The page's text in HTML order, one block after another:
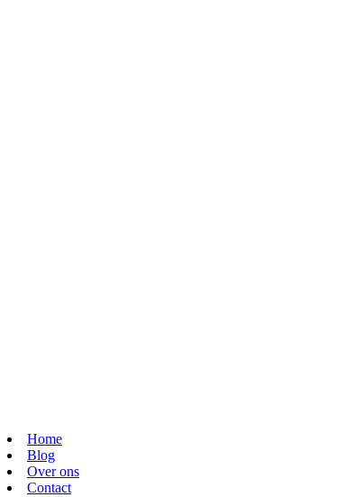
Home
Blog
Over ons
Contact